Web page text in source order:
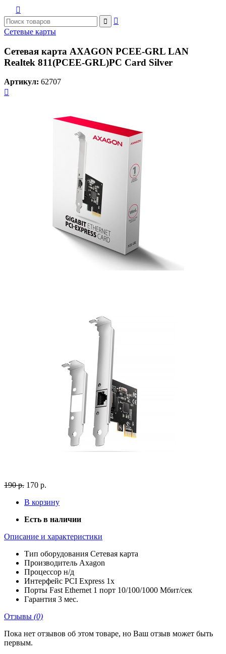



Сетевые карты
Сетевая карта AXAGON PCEE-GRL LAN
Realtek 811(PCEE-GRL)PC Card Silver
Артикул: 62707

190 р. 170 р.
В корзину
Есть в наличии
Описание и характеристики
Тип оборудования Сетевая карта
Производитель Axagon
Процессор н/д
Интерфейс PCI Express 1x
Порты Fast Ethernet 1 порт 10/100/1000 Мбит/сек
Гарантия 3 мес.
Отзывы (0)
Пока нет отзывов об этом товаре, но Ваш отзыв может быть
первым.